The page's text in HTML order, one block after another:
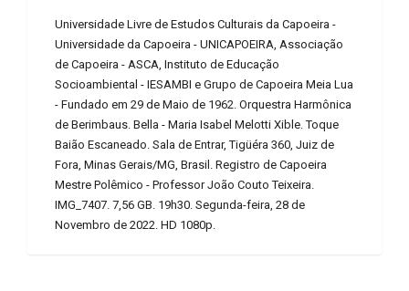
Universidade Livre de Estudos Culturais da Capoeira -
Universidade da Capoeira - UNICAPOEIRA, Associação
de Capoeira - ASCA, Instituto de Educação
Socioambiental - IESAMBI e Grupo de Capoeira Meia Lua
- Fundado em 29 de Maio de 1962. Orquestra Harmônica
de Berimbaus. Bella - Maria Isabel Melotti Xible. Toque
Baião Escaneado. Sala de Entrar, Tigüéra 360, Juiz de
Fora, Minas Gerais/MG, Brasil. Registro de Capoeira
Mestre Polêmico - Professor João Couto Teixeira.
IMG_7407. 7,56 GB. 19h30. Segunda-feira, 28 de
Novembro de 2022. HD 1080p.